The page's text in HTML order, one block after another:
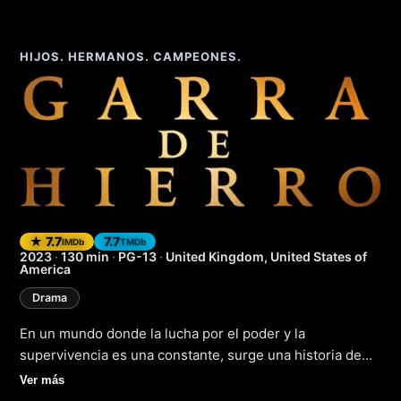
HIJOS. HERMANOS. CAMPEONES.
Garra de hierro
★ 7.7IMDb 7.7TMDb
2023 · 130 min · PG-13 · United Kingdom, United States of
America
Drama
En un mundo donde la lucha por el poder y la
supervivencia es una constante, surge una historia de
intensa emoción y profunda reflexión que nos sumerge
Ver más